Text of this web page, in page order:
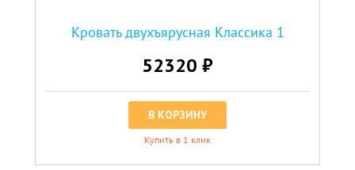
Кровать двухъярусная Классика 1
52320 ₽
В КОРЗИНУ
Купить в 1 клик